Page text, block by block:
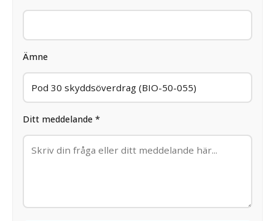
Ämne
Ditt meddelande *